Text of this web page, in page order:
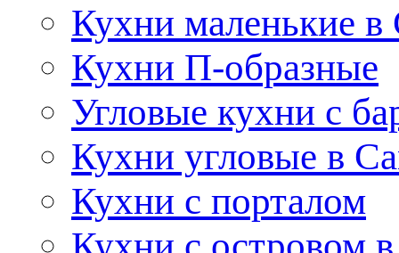
Кухни маленькие в
Кухни П-образные
Угловые кухни с
Кухни угловые в
Кухни с порталом